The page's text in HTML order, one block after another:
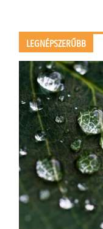
LEGNÉPSZERŰBB